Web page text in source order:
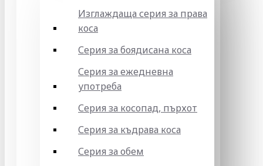
Изглаждаща серия за права
коса
Серия за боядисана коса
Серия за ежедневна
употреба
Серия за косопад, пърхот
Серия за къдрава коса
Серия за обем